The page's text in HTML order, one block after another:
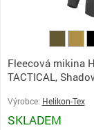
Fleecová mikina
TACTICAL,
Výrobce: Helikon-Tex
SKLADEM